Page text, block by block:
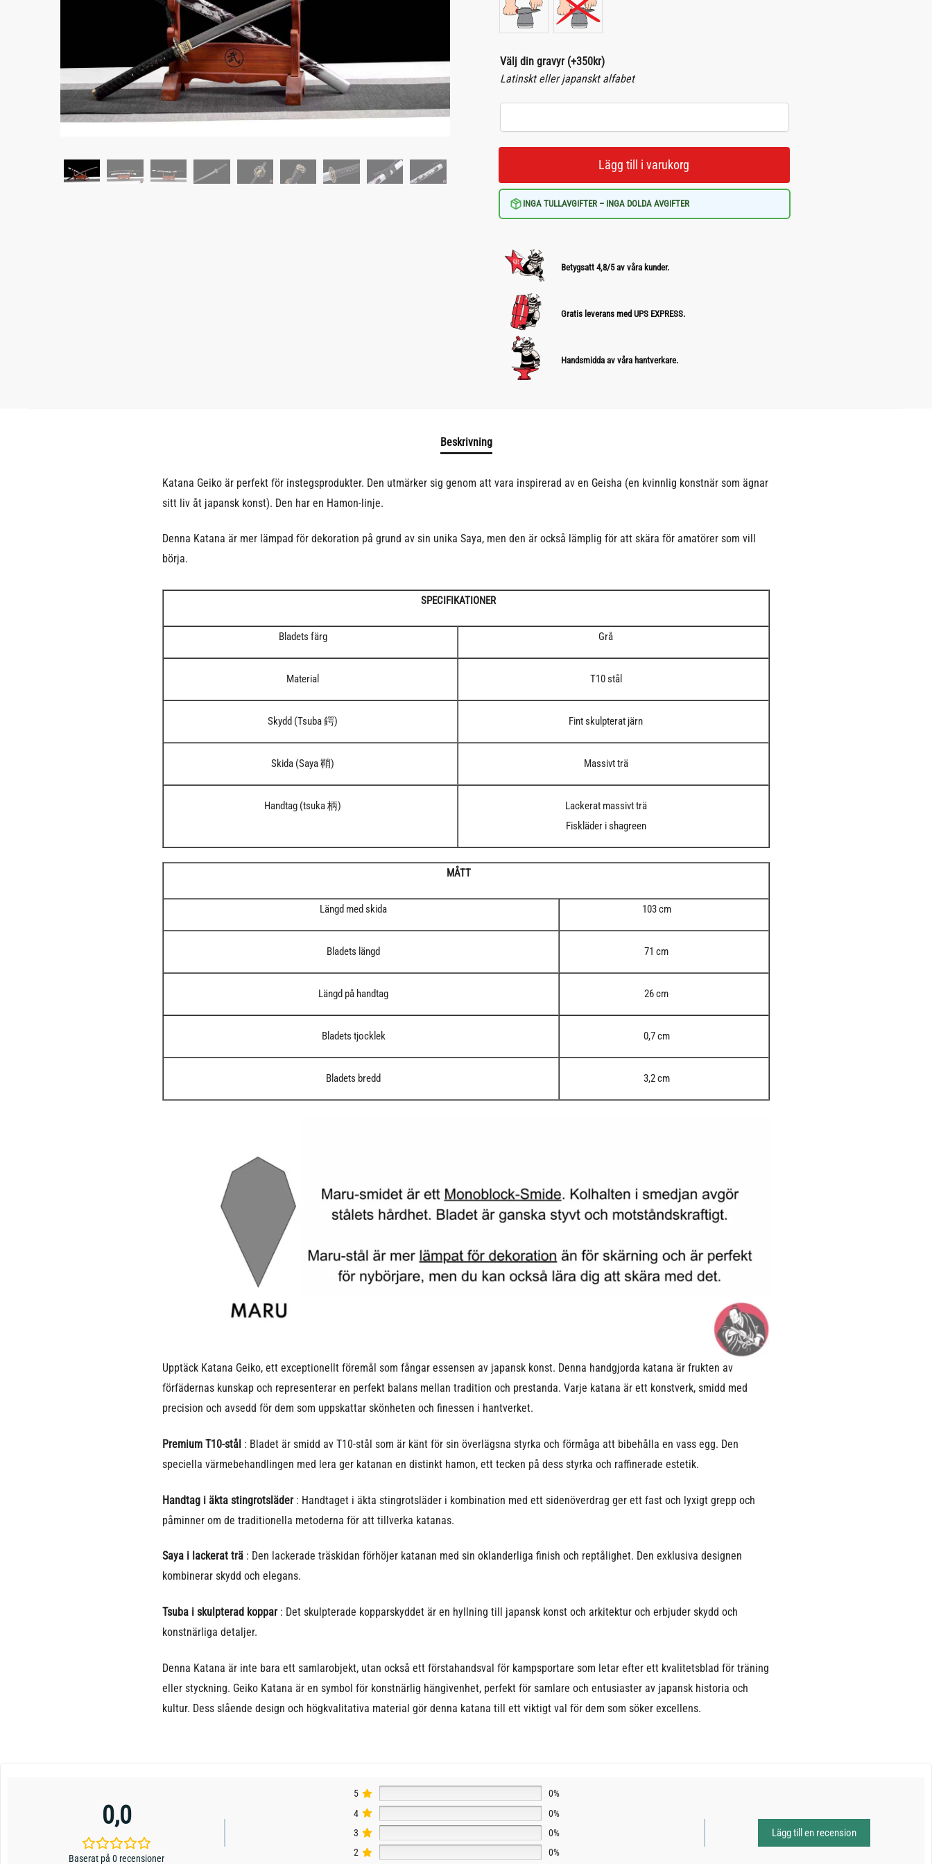
Välj din gravyr (+350kr)
Latinskt eller japanskt alfabet
Lägg till i varukorg
INGA TULLAVGIFTER – INGA DOLDA AVGIFTER
Betygsatt 4,8/5 av våra kunder.
Gratis leverans med UPS EXPRESS.
Handsmidda av våra hantverkare.
Beskrivning
Katana Geiko är perfekt för instegsprodukter. Den utmärker sig genom att vara inspirerad av en Geisha (en kvinnlig konstnär som ägnar
sitt liv åt japansk konst). Den har en Hamon-linje.
Denna Katana är mer lämpad för dekoration på grund av sin unika Saya, men den är också lämplig för att skära för amatörer som vill
börja.
SPECIFIKATIONER
Bladets färg Grå
Material T10 stål
Skydd (Tsuba 鍔) Fint skulpterat järn
Skida (Saya 鞘) Massivt trä
Handtag (tsuka 柄)
Lackerat massivt trä
Fiskläder i shagreen
MÅTT
Längd med skida 103 cm
Bladets längd 71 cm
Längd på handtag 26 cm
Bladets tjocklek 0,7 cm
Bladets bredd 3,2 cm
Upptäck Katana Geiko, ett exceptionellt föremål som fångar essensen av japansk konst. Denna handgjorda katana är frukten av
förfädernas kunskap och representerar en perfekt balans mellan tradition och prestanda. Varje katana är ett konstverk, smidd med
precision och avsedd för dem som uppskattar skönheten och finessen i hantverket.
Premium T10-stål : Bladet är smidd av T10-stål som är känt för sin överlägsna styrka och förmåga att bibehålla en vass egg. Den
speciella värmebehandlingen med lera ger katanan en distinkt hamon, ett tecken på dess styrka och raffinerade estetik.
Handtag i äkta stingrotsläder: Handtaget i äkta stingrotsläder i kombination med ett sidenöverdrag ger ett fast och lyxigt grepp och
påminner om de traditionella metoderna för att tillverka katanas.
Saya i lackerat trä: Den lackerade träskidan förhöjer katanan med sin oklanderliga finish och reptålighet. Den exklusiva designen
kombinerar skydd och elegans.
Tsuba i skulpterad koppar : Det skulpterade kopparskyddet är en hyllning till japansk konst och arkitektur och erbjuder skydd och
konstnärliga detaljer.
Denna Katana är inte bara ett samlarobjekt, utan också ett förstahandsval för kampsportare som letar efter ett kvalitetsblad för träning
eller styckning. Geiko Katana är en symbol för konstnärlig hängivenhet, perfekt för samlare och entusiaster av japansk historia och
kultur. Dess slående design och högkvalitativa material gör denna katana till ett viktigt val för dem som söker excellens.
0,0
Baserat på 0 recensioner
5
0%
4
0%
3
0%
2
0%
Lägg till en recension